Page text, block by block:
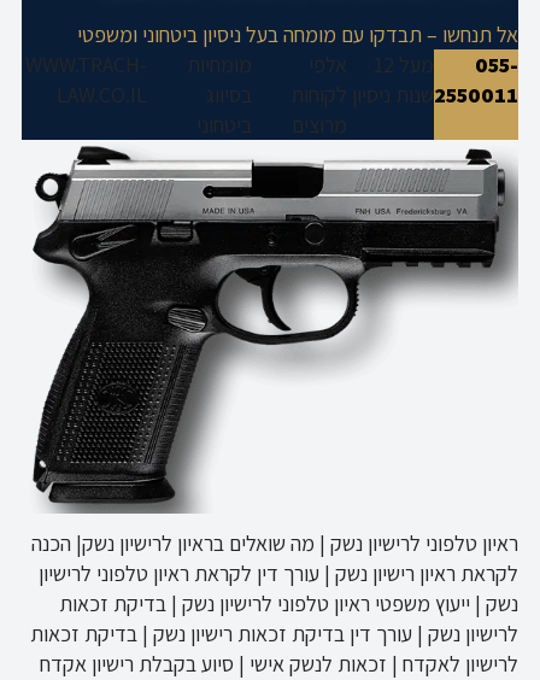
אל תנחשו – תבדקו עם מומחה בעל ניסיון ביטחוני ומשפטי
055-
2550011
מעל 12
שנות ניסיון
אלפי
לקוחות
מרוצים
מומחיות
בסיווג
ביטחוני
WWW.TRACH-
LAW.CO.IL
ראיון טלפוני לרישיון נשק | מה שואלים בראיון לרישיון נשק| הכנה
לקראת ראיון רישיון נשק | עורך דין לקראת ראיון טלפוני לרישיון
נשק | ייעוץ משפטי ראיון טלפוני לרישיון נשק | בדיקת זכאות
לרישיון נשק | עורך דין בדיקת זכאות רישיון נשק | בדיקת זכאות
לרישיון לאקדח | זכאות לנשק אישי | סיוע בקבלת רישיון אקדח